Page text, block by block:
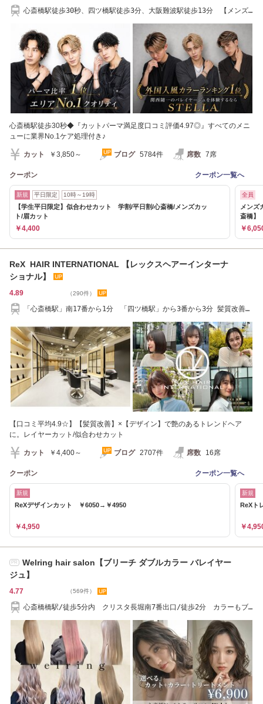
心斎橋駅徒歩30秒、四ツ橋駅徒歩3分、大阪難波駅徒歩13分 【メンズ
心斎橋駅徒歩30秒◆『カットパーマ満足度口コミ評価4.97◎』すべてのメニ
ューに業界No.1ケア処理付き♪
カット ￥3,850～ ブログ 5784件 席数 7席
クーポン クーポン一覧へ
新規 平日限定 10時～19時
【学生平日限定】似合わせカット 学割/平日割/心斎橋/メンズカッ
ト/眉カット
￥4,400
全員
メンズ
斎橋】
￥
ReX HAIR INTERNATIONAL 【レックスヘアーインターナ
ショナル】
4.89 （290件）
「心斎橋駅」南17番から1分 「四ツ橋駅」から3番から3分 髪質改善
【口コミ平均4.9☆】【髪質改善】×【デザイン】で艶のあるトレンドヘア
に。レイヤーカット/似合わせカット
カット ￥4,400～ ブログ 2707件 席数 16席
クーポン クーポン一覧へ
新規
ReXデザインカット ￥6050→￥4950
￥4,950
新規
ReXト
￥
PR
Welring hair salon【ブリーチ ダブルカラー バレイヤー
ジュ】
4.77 （569件）
心斎橋橋駅/徒歩5分内 クリスタ長堀南7番出口/徒歩2分 カラーもブ